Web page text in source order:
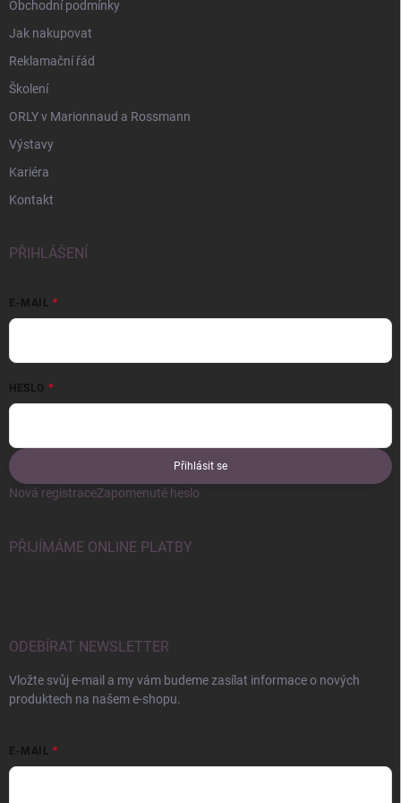
Obchodní podmínky
Jak nakupovat
Reklamační řád
Školení
ORLY v Marionnaud a Rossmann
Výstavy
Kariéra
Kontakt
PŘIHLÁŠENÍ
E-MAIL
HESLO
Přihlásit se
Nová registraceZapomenuté heslo
PŘIJÍMÁME ONLINE PLATBY
ODEBÍRAT NEWSLETTER
Vložte svůj e-mail a my vám budeme zasílat informace o nových
produktech na našem e-shopu.
E-MAIL